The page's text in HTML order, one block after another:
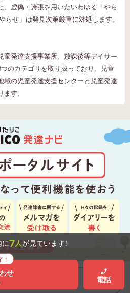
7人が見ています!
！
せ
電話
、虚偽・誇張を用いたいわゆる「やら
らせ」は発見次第厳重に対処します。
童発達支援事業所、放課後等デイサー
のカテゴリを取り扱っており、児童
域の児童発達支援センターと児童発達
す。
しく見る